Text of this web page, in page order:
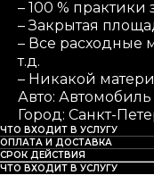
– 100 % практики
– Закрытая
– Все расходные
т.д.
– Никакой
Авто:
Город: Санкт-
ЧТО ВХОДИТ В УСЛУГУ
ОПЛАТА И ДОСТАВКА
СРОК ДЕЙСТВИЯ
ЧТО ВХОДИТ В УСЛУГУ